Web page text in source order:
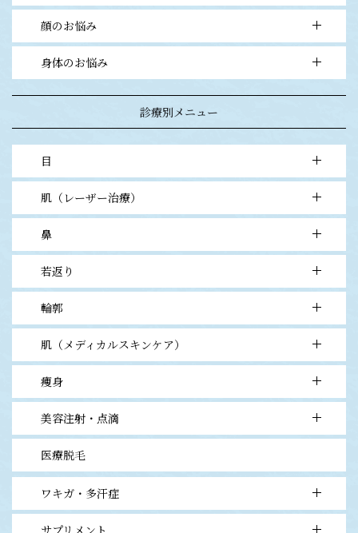
- 毛穴の開き・黒ずみ・ニキビ
顔のお悩み
- 二重まぶた・目元
- エイジングケア
身体のお悩み
- ムダ毛
診療別メニュー
目
- 1point埋没法（1点留）
- 二重切開法
- 目頭切開法
- 上まぶたタルミ取り
- 下まぶたタルミ取り
- 眉下切開タルミ取り
- 眼瞼下垂
肌（レーザー治療）
- フォトフェイシャルM22ステラ
- CO2レーザー
- QスイッチYAGレーザー
鼻
- ヒアルロン酸
若返り
- ヒアルロン酸
- 高濃度PRP皮膚再生
- シルエットソフト（3D LIFT）
- シャークリフト(ブロック、バタフライ)
- ウルトラVリフト
- 医療ハイフ(HIFU)
- テノール
- ダーマペン4
輪郭
- ヒアルロン酸
肌（メディカルスキンケア）
- 各種ピーリング治療
痩身
- ダイエット処方
美容注射・点滴
- 高濃度ビタミンC点滴・注射
医療脱毛
ワキガ・多汗症
サプリメント